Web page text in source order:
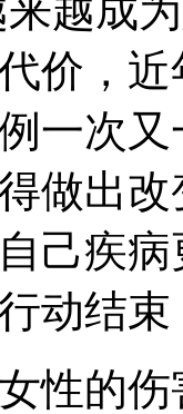
成为
价，
一次
做出
己疾
动结
的伤